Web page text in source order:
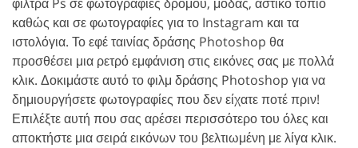
καθώς και σε φωτογραφίες για το Instagram και τα
ιστολόγια. Το εφέ ταινίας δράσης Photoshop θα
προσθέσει μια ρετρό εμφάνιση στις εικόνες σας με πολλά
κλικ. Δοκιμάστε αυτό το φιλμ δράσης Photoshop για να
δημιουργήσετε φωτογραφίες που δεν είχατε ποτέ πριν!
Επιλέξτε αυτή που σας αρέσει περισσότερο του όλες και
αποκτήστε μια σειρά εικόνων του βελτιωμένη με λίγα κλικ.